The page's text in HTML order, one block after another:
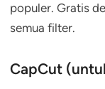
populer. Gratis
semua filter.
CapCut